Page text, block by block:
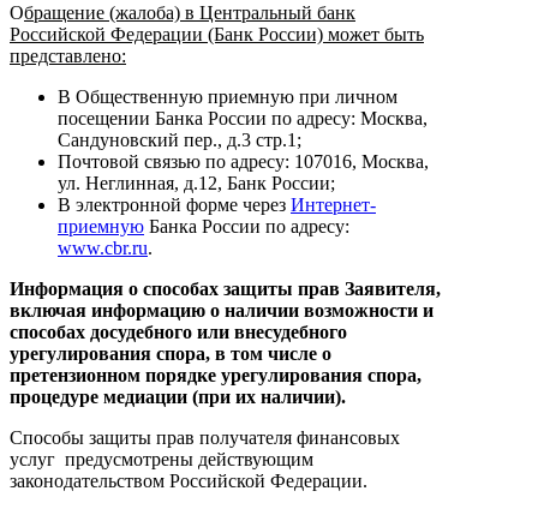
Обращение (жалоба) в Центральный банк
Российской Федерации (Банк России) может быть
представлено:
В Общественную приемную при личном
посещении Банка России по адресу: Москва,
Сандуновский пер., д.3 стр.1;
Почтовой связью по адресу: 107016, Москва,
ул. Неглинная, д.12, Банк России;
В электронной форме через Интернет-
приемную Банка России по адресу:
www.cbr.ru.
Информация о способах защиты прав Заявителя,
включая информацию о наличии возможности и
способах досудебного или внесудебного
урегулирования спора, в том числе о
претензионном порядке урегулирования спора,
процедуре медиации (при их наличии).
Способы защиты прав получателя финансовых
услуг предусмотрены действующим
законодательством Российской Федерации.